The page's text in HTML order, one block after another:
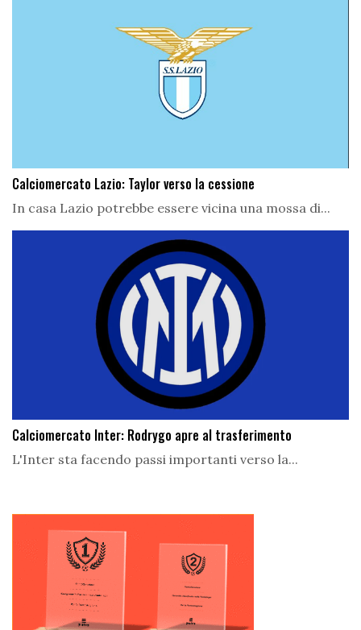
Calciomercato Lazio: Taylor verso la cessione
In casa Lazio potrebbe essere vicina una mossa di...
Calciomercato Inter: Rodrygo apre al trasferimento
L'Inter sta facendo passi importanti verso la...